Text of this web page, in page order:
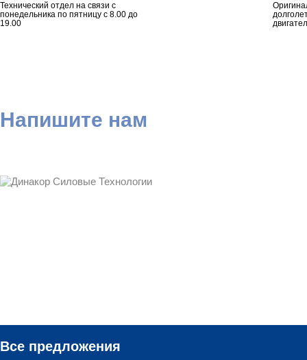
Технический отдел на связи с
понедельника по пятницу с 8.00 до
19.00
Напишите нам
Все предложения